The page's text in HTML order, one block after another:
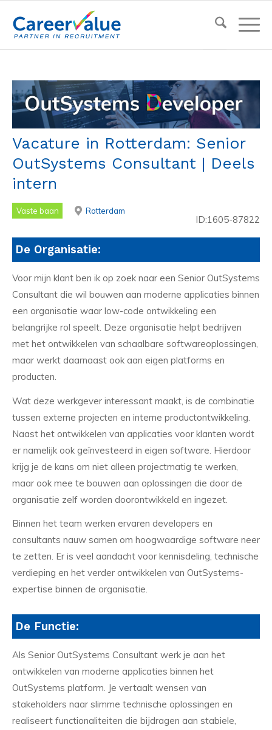
Vacature in Rotterdam: Senior
OutSystems Consultant | Deels
intern
Vaste baan Rotterdam
ID:1605-87822
De Organisatie:
Voor mijn klant ben ik op zoek naar een Senior OutSystems
Consultant die wil bouwen aan moderne applicaties binnen
een organisatie waar low-code ontwikkeling een
belangrijke rol speelt. Deze organisatie helpt bedrijven
met het ontwikkelen van schaalbare softwareoplossingen,
maar werkt daarnaast ook aan eigen platforms en
producten.
Wat deze werkgever interessant maakt, is de combinatie
tussen externe projecten en interne productontwikkeling.
Naast het ontwikkelen van applicaties voor klanten wordt
er namelijk ook geïnvesteerd in eigen software. Hierdoor
krijg je de kans om niet alleen projectmatig te werken,
maar ook mee te bouwen aan oplossingen die door de
organisatie zelf worden doorontwikkeld en ingezet.
Binnen het team werken ervaren developers en
consultants nauw samen om hoogwaardige software neer
te zetten. Er is veel aandacht voor kennisdeling, technische
verdieping en het verder ontwikkelen van OutSystems-
expertise binnen de organisatie.
De Functie:
Als Senior OutSystems Consultant werk je aan het
ontwikkelen van moderne applicaties binnen het
OutSystems platform. Je vertaalt wensen van
stakeholders naar slimme technische oplossingen en
realiseert functionaliteiten die bijdragen aan stabiele,